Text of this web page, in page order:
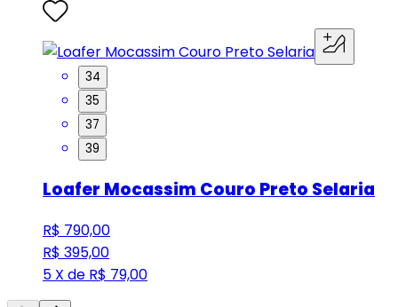
34
35
37
39
Loafer Mocassim Couro Preto Selaria
R$ 790,00
R$ 395,00
5 X de R$ 79,00